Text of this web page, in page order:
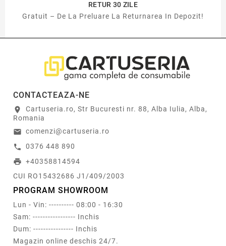
RETUR 30 ZILE
Gratuit – De La Preluare La Returnarea In Depozit!
CONTACTEAZA-NE
location_on
Cartuseria.ro, Str Bucuresti nr. 88, Alba Iulia, Alba,
Romania
email comenzi@cartuseria.ro
call 0376 448 890
print +40358814594
CUI RO15432686 J1/409/2003
PROGRAM SHOWROOM
Lun - Vin: ---------- 08:00 - 16:30
Sam: ----------------- Inchis
Dum: ---------------- Inchis
Magazin online deschis 24/7.